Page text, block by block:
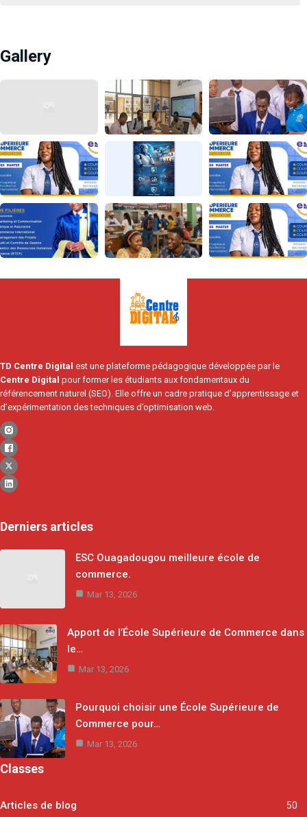
Gallery
TD Centre Digital est une plateforme pédagogique développée par le
Centre Digital pour former les étudiants aux fondamentaux du
référencement naturel (SEO). Elle offre un cadre pratique d’apprentissage et
d’expérimentation des techniques d’optimisation web.
Derniers articles
ESC Ouagadougou meilleure école de
commerce.
Mar 13, 2026
Apport de l’École Supérieure de Commerce dans
le…
Mar 13, 2026
Pourquoi choisir une École Supérieure de
Commerce pour…
Mar 13, 2026
Classes
Articles de blog 50